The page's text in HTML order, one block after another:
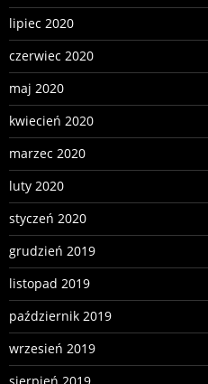
lipiec 2020
czerwiec 2020
maj 2020
kwiecień 2020
marzec 2020
luty 2020
styczeń 2020
grudzień 2019
listopad 2019
październik 2019
wrzesień 2019